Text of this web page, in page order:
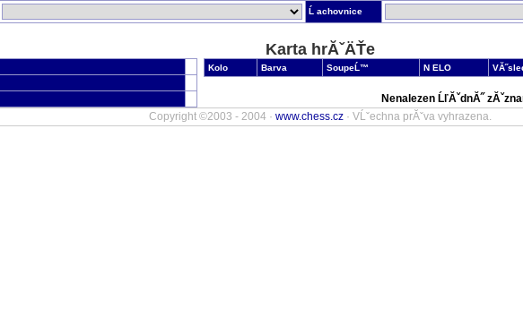
Ĺ achovnice
Karta hrĂˇÄŤe
Kolo Barva SoupeĹ™ N ELO
Nenalezen ĹľĂˇdnĂ˝
Copyright ©2003 - 2004 · www.chess.cz · VĹˇechna prĂˇva vyhrazena.